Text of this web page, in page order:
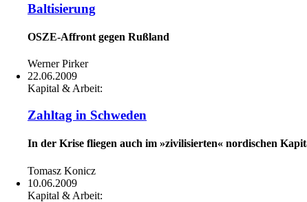
Baltisierung
OSZE-Affront gegen Rußland
Werner Pirker
22.06.2009
Kapital & Arbeit:
Zahltag in Schweden
In der Krise fliegen auch im »zivilisierten« nordischen
Tomasz Konicz
10.06.2009
Kapital & Arbeit: